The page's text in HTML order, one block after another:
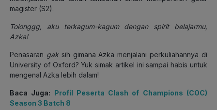
magister (S2).
Tolonggg, aku terkagum-kagum dengan spirit belajarmu,
Azka!
Penasaran gak sih gimana Azka menjalani perkuliahannya di
University of Oxford? Yuk simak artikel ini sampai habis untuk
mengenal Azka lebih dalam!
Baca Juga: Profil Peserta Clash of Champions (COC)
Season 3 Batch 8